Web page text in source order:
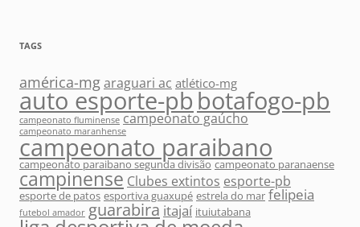
TAGS
américa-mgaraguari ac atlético-mg
auto esporte-pbbotafogo-pb
campeonato fluminense campeonato gaúcho
campeonato maranhense
campeonato paraibano
campeonato paraibano segunda divisão campeonato paranaense
campinense Clubes extintos esporte-pb
esporte de patos esportiva guaxupé estrela do mar felipeia
futebol amador guarabira itajaí ituiutabana